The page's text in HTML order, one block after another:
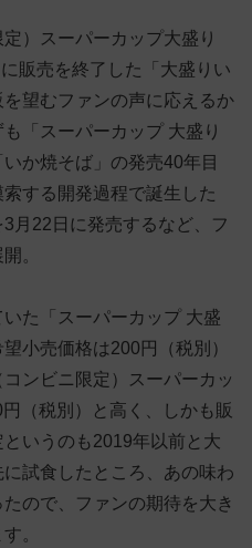
）スーパーカップ大盛り
販売を終了した「大盛りい
望むファンの声に応えるか
「スーパーカップ 大盛り
か焼そば」の発売40年目
する開発過程で誕生した
月22日に発売するなど、フ
。
た「スーパーカップ 大盛
小売価格は200円（税別）
ンビニ限定）スーパーカッ
（税別）と高く、しかも販
いうのも2019年以前と大
試食したところ、あの味わ
ので、ファンの期待を大き
。